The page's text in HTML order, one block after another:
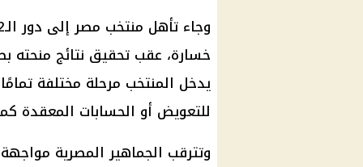
خسارة، عقب تحقيق نتائج منحته
يدخل المنتخب مرحلة مختلفة
للتعويض أو الحسابات المعقدة
وتترقب الجماهير المصرية مواجهة